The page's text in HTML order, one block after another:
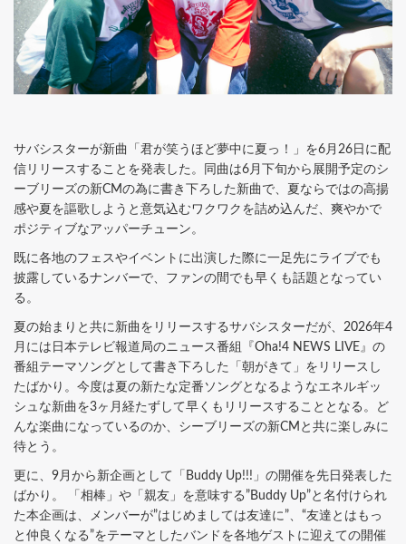
サバシスターが新曲「君が笑うほど夢中に夏っ！」を6月26日に配
信リリースすることを発表した。同曲は6月下旬から展開予定のシ
ーブリーズの新CMの為に書き下ろした新曲で、夏ならではの高揚
感や夏を謳歌しようと意気込むワクワクを詰め込んだ、爽やかで
ポジティブなアッパーチューン。
既に各地のフェスやイベントに出演した際に一足先にライブでも
披露しているナンバーで、ファンの間でも早くも話題となってい
る。
夏の始まりと共に新曲をリリースするサバシスターだが、2026年4
月には日本テレビ報道局のニュース番組『Oha!4 NEWS LIVE』の
番組テーマソングとして書き下ろした「朝がきて」をリリースし
たばかり。今度は夏の新たな定番ソングとなるようなエネルギッ
シュな新曲を3ヶ月経たずして早くもリリースすることとなる。ど
んな楽曲になっているのか、シーブリーズの新CMと共に楽しみに
待とう。
更に、9月から新企画として「Buddy Up!!!」の開催を先日発表した
ばかり。 「相棒」や「親友」を意味する”Buddy Up”と名付けられ
た本企画は、メンバーが”はじめましては友達に”、“友達とはもっ
と仲良くなる”をテーマとしたバンドを各地ゲストに迎えての開催